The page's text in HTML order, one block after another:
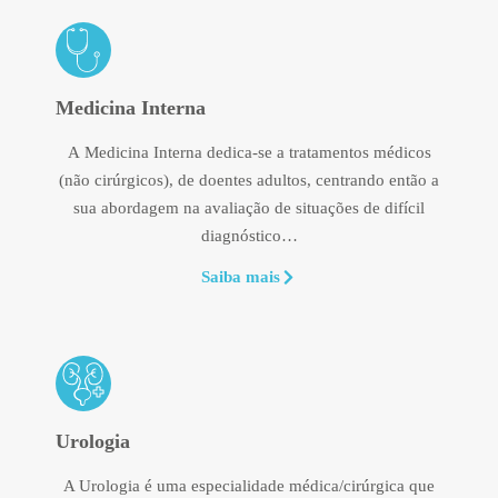
Medicina Interna
A Medicina Interna dedica-se a tratamentos médicos
(não cirúrgicos), de doentes adultos, centrando então a
sua abordagem na avaliação de situações de difícil
diagnóstico…
Saiba mais
Urologia
A Urologia é uma especialidade médica/cirúrgica que